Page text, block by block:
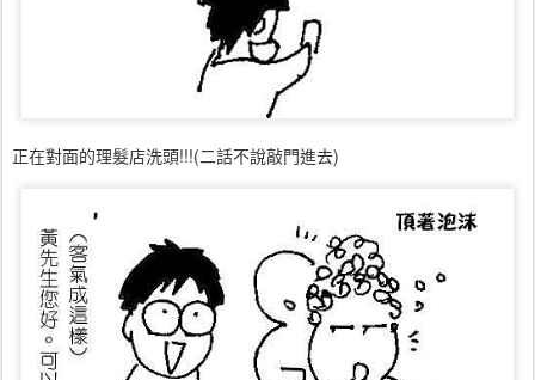
正在對面的理髮店洗頭!!!(二話不說敲門進去)